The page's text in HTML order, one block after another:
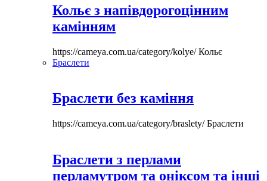
Кольє з напівдорогоцінним
камінням
https://cameya.com.ua/category/kolye/Кольє
Браслети
Браслети без каміння
https://cameya.com.ua/category/braslety/Браслети
Браслети з перлами
перламутром та оніксом та інші